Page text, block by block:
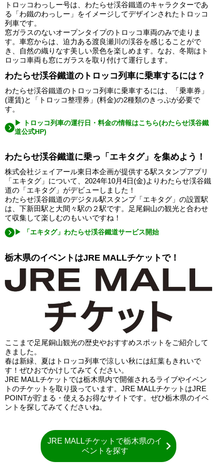
トロッコわっしー号は、わたらせ渓谷鐵道のキャラクターであ
る「わ鐵のわっしー」をイメージしてデザインされたトロッコ
列車です。
窓ガラスのないオープンタイプのトロッコ車両のみで走りま
す。車窓からは、迫力ある渡良瀬川の渓谷を感じることがで
き、自然の織りなす美しい景色を楽しめます。なお、冬期はト
ロッコ車両も窓にガラスを取り付けて運行します。
わたらせ渓谷鐵道のトロッコ列車に乗車するには？
わたらせ渓谷鐵道のトロッコ列車に乗車するには、「乗車券」
(運賃)と「トロッコ整理券」(料金)の2種類のきっぷが必要で
す。
▶ トロッコ列車の運行日・料金の情報はこちら(わたらせ渓谷鐵
道公式HP)
わたらせ渓谷鐵道に乗っ「エキタグ」を集めよう！
株式会社ジェイアール東日本企画が提供する駅スタンプアプリ
「エキタグ」について、2024年10月4日(金)よりわたらせ渓谷鐵
道の「エキタグ」がデビューしました！
わたらせ渓谷鐵道のデジタル駅スタンプ「エキタグ」の設置駅
は、下新田駅と大間々駅の２駅です。足尾銅山の観光と合わせ
て収集して楽しむのもいいですね！
▶ 「エキタグ」わたらせ渓谷鐵道サービス開始
栃木県のイベントはJRE MALLチケットで！
ここまで足尾銅山観光の歴史やおすすめスポットをご紹介して
きました。
春は新緑、夏はトロッコ列車で涼しい秋には紅葉もきれいで
す！ぜひおでかけしてみてください。
JRE MALLチケットでは栃木県内で開催されるライブやイベン
トのチケットを取り扱っています。JRE MALLチケットはJRE
POINTが貯まる・使えるお得なサイトです。ぜひ栃木県のイベ
ントを探してみてくださいね。
JRE MALLチケットで栃木県のイ
ベントを探す